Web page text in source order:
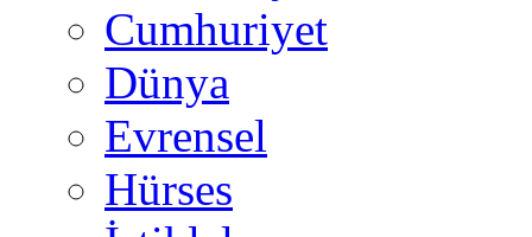
Cumhuriyet
Dünya
Evrensel
Hürses